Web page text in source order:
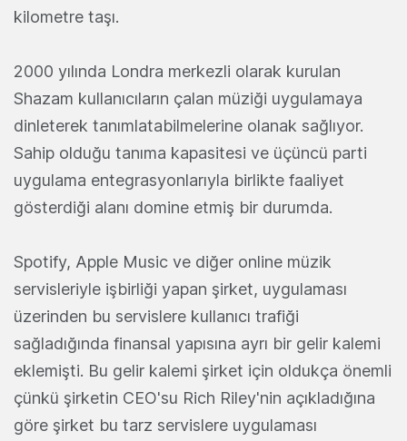
kilometre taşı.
2000 yılında Londra merkezli olarak kurulan
Shazam kullanıcıların çalan müziği uygulamaya
dinleterek tanımlatabilmelerine olanak sağlıyor.
Sahip olduğu tanıma kapasitesi ve üçüncü parti
uygulama entegrasyonlarıyla birlikte faaliyet
gösterdiği alanı domine etmiş bir durumda.
Spotify, Apple Music ve diğer online müzik
servisleriyle işbirliği yapan şirket, uygulaması
üzerinden bu servislere kullanıcı trafiği
sağladığında finansal yapısına ayrı bir gelir kalemi
eklemişti. Bu gelir kalemi şirket için oldukça önemli
çünkü şirketin CEO'su Rich Riley'nin açıkladığına
göre şirket bu tarz servislere uygulaması